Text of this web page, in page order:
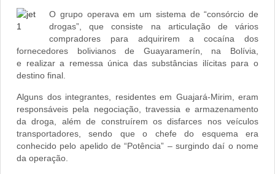
O grupo operava em um sistema de “consórcio de
drogas”, que consiste na articulação de vários
compradores para adquirirem a cocaína dos
fornecedores bolivianos de Guayaramerín, na Bolívia,
e realizar a remessa única das substâncias ilícitas para o
destino final.
Alguns dos integrantes, residentes em Guajará-Mirim, eram
responsáveis pela negociação, travessia e armazenamento
da droga, além de construírem os disfarces nos veículos
transportadores, sendo que o chefe do esquema era
conhecido pelo apelido de “Potência” – surgindo daí o nome
da operação.